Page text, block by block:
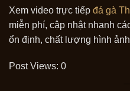
Xem video trực tiếp đá gà
miễn phí, cập nhật nhanh
ổn định, chất lượng hình
Post Views: 0